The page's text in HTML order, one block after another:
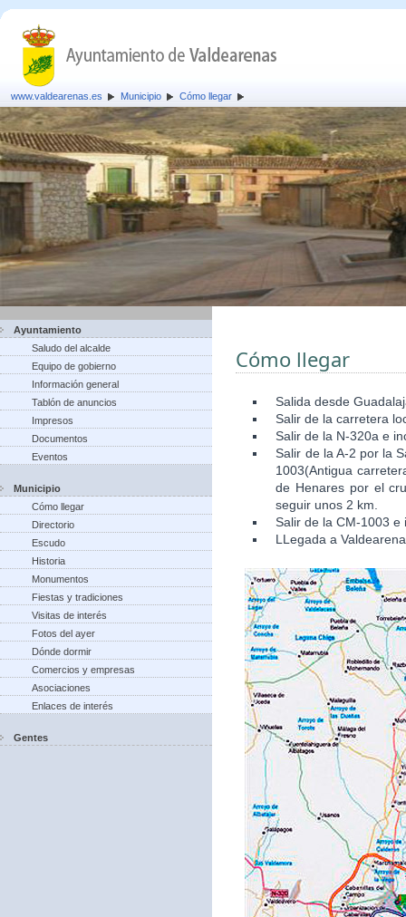
www.valdearenas.es Municipio Cómo llegar
Ayuntamiento
Saludo del alcalde
Equipo de gobierno
Información general
Tablón de anuncios
Impresos
Documentos
Eventos
Municipio
Cómo llegar
Directorio
Escudo
Historia
Monumentos
Fiestas y tradiciones
Visitas de interés
Fotos del ayer
Dónde dormir
Comercios y empresas
Asociaciones
Enlaces de interés
Gentes
Cómo llegar
Salida desde
Salir de la carretera
Salir de la N-320a e
Salir de la A-2 por la
1003(Antigua
de Henares por el
seguir unos 2 km.
Salir de la CM-1003
LLegada a